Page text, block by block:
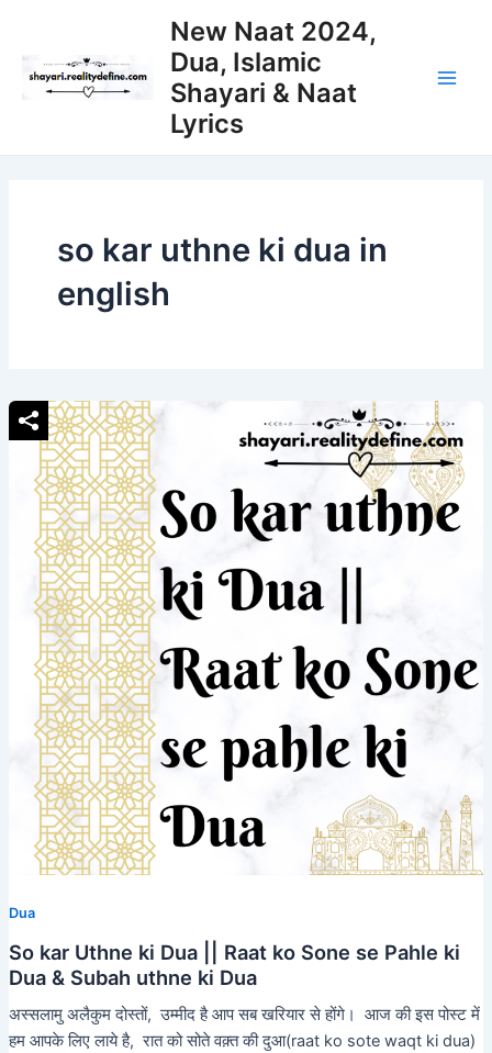
content
New Naat 2024,
Dua, Islamic
Shayari & Naat
Lyrics
so kar uthne ki dua in
english
Dua
So kar Uthne ki Dua || Raat ko Sone se Pahle ki
Dua & Subah uthne ki Dua
अस्सलामु अलैकुम दोस्तों, उम्मीद है आप सब खरियार से होंगे। आज की इस पोस्ट में
हम आपके लिए लाये है, रात को सोते वक़्त की दुआ(raat ko sote waqt ki dua)